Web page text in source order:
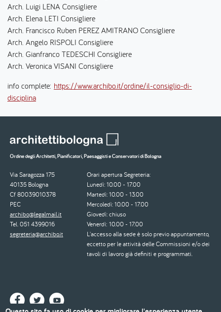
Arch. Luigi LENA Consigliere
Arch. Elena LETI Consigliere
Arch. Francisco Ruben PEREZ AMITRANO Consigliere
Arch. Angelo RISPOLI Consigliere
Arch. Gianfranco TEDESCHI Consigliere
Arch. Veronica VISANI Consigliere
info complete: https://www.archibo.it/ordine/il-consiglio-di-
disciplina
Ordine degli Architetti, Pianificatori, Paesaggisti e Conservatori di Bologna
Via Saragozza 175
40135 Bologna
Cf 80039010378
PEC
archibo@legalmail.it
Tel. 051 4399016
segreteria@archibo.it
Orari apertura Segreteria:
Lunedì: 10.00 - 17.00
Martedì: 10.00 - 13.00
Mercoledì: 10.00 - 17.00
Giovedì: chiuso
Venerdì: 10.00 - 17.00
L'accesso alla sede è solo previo appuntamento,
eccetto per le attività delle Commissioni e/o dei
tavoli di lavoro già definiti e programmati.